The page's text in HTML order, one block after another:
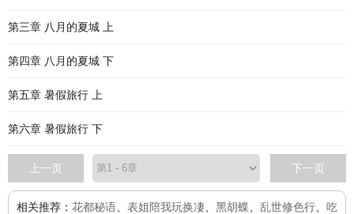
第三章 八月的夏城 上
第四章 八月的夏城 下
第五章 暑假旅行 上
第六章 暑假旅行 下
上一页 下一页
相关推荐： 花都秘语 表姐陪我玩换凄 黑胡蝶 乱世修色行 吃